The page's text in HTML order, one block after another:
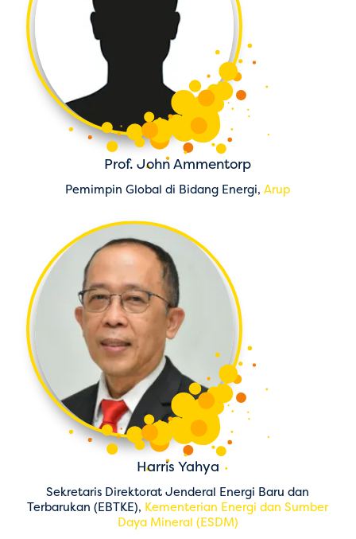
Prof. John Ammentorp
Pemimpin Global di Bidang Energi,Arup
Harris Yahya
Sekretaris Direktorat Jenderal Energi Baru dan
Terbarukan (EBTKE), Kementerian Energi dan Sumber
Daya Mineral (ESDM)